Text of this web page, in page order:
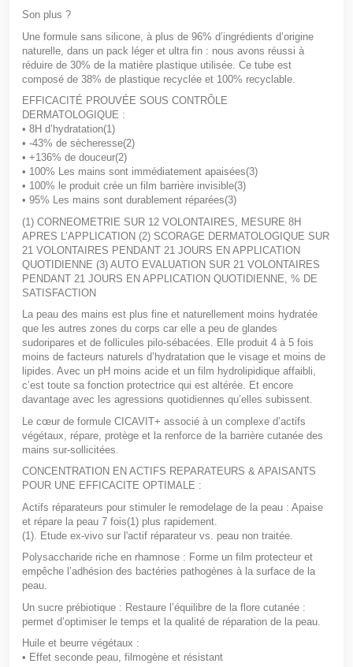
Son plus ?
Une formule sans silicone, à plus de 96% d’ingrédients d’origine
naturelle, dans un pack léger et ultra fin : nous avons réussi à
réduire de 30% de la matière plastique utilisée. Ce tube est
composé de 38% de plastique recyclée et 100% recyclable.
EFFICACITÉ PROUVÉE SOUS CONTRÔLE
DERMATOLOGIQUE :
• 8H d’hydratation(1)
• -43% de sècheresse(2)
• +136% de douceur(2)
• 100% Les mains sont immédiatement apaisées(3)
• 100% le produit crée un film barrière invisible(3)
• 95% Les mains sont durablement réparées(3)
(1) CORNEOMETRIE SUR 12 VOLONTAIRES, MESURE 8H
APRES L’APPLICATION (2) SCORAGE DERMATOLOGIQUE SUR
21 VOLONTAIRES PENDANT 21 JOURS EN APPLICATION
QUOTIDIENNE (3) AUTO EVALUATION SUR 21 VOLONTAIRES
PENDANT 21 JOURS EN APPLICATION QUOTIDIENNE, % DE
SATISFACTION
La peau des mains est plus fine et naturellement moins hydratée
que les autres zones du corps car elle a peu de glandes
sudoripares et de follicules pilo-sébacées. Elle produit 4 à 5 fois
moins de facteurs naturels d’hydratation que le visage et moins de
lipides. Avec un pH moins acide et un film hydrolipidique affaibli,
c’est toute sa fonction protectrice qui est altérée. Et encore
davantage avec les agressions quotidiennes qu’elles subissent.
Le cœur de formule CICAVIT+ associé à un complexe d’actifs
végétaux, répare, protège et la renforce de la barrière cutanée des
mains sur-sollicitées.
CONCENTRATION EN ACTIFS REPARATEURS & APAISANTS
POUR UNE EFFICACITE OPTIMALE :
Actifs réparateurs pour stimuler le remodelage de la peau : Apaise
et répare la peau 7 fois(1) plus rapidement.
(1). Etude ex-vivo sur l'actif réparateur vs. peau non traitée.
Polysaccharide riche en rhamnose : Forme un film protecteur et
empêche l’adhésion des bactéries pathogènes à la surface de la
peau.
Un sucre prébiotique : Restaure l’équilibre de la flore cutanée :
permet d’optimiser le temps et la qualité de réparation de la peau.
Huile et beurre végétaux :
• Effet seconde peau, filmogène et résistant